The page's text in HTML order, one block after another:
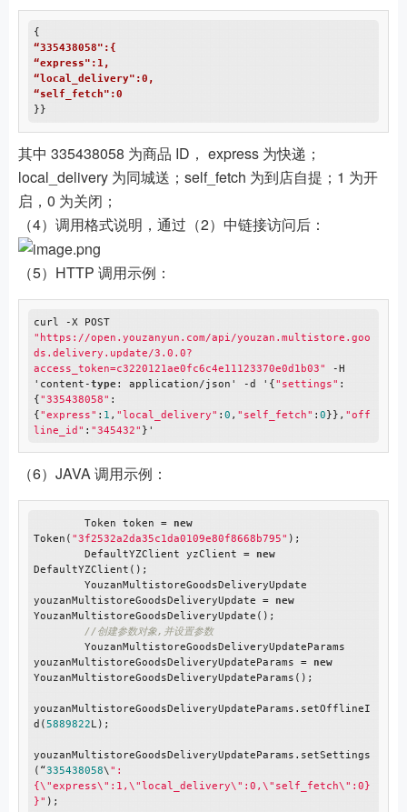
“335438058":{
“express":1,
“local_delivery":0,
“self_fetch":0
其中 335438058 为商品 ID， express 为快递；
local_delivery 为同城送；self_fetch 为到店自提；1 为开
启，0 为关闭；
（4）调用格式说明，通过（2）中链接访问后：
（5）HTTP 调用示例：
curl -X POST
"https://open.youzanyun.com/api/youzan.multistore.goo
ds.delivery.update/3.0.0?
access_token=c3220121ae0fc6c4e11123370e0d1b03"
-H
'content-type: application/json' -d '{"settings" :
{"335438058" :
{"express" : 1 , "local_delivery" : 0 , "self_fetch" : 0}}, "off
line_id" : "345432"
（6）JAVA 调用示例：
        Token token =
new
Token( "3f2532a2da35c1da0109e80f8668b795" );
        DefaultYZClient yzClient =
new
DefaultYZClient();
youzanMultistoreGoodsDeliveryUpdate =
new
YouzanMultistoreGoodsDeliveryUpdate();
//创建参数对象,并设置参数
youzanMultistoreGoodsDeliveryUpdateParams =
new
YouzanMultistoreGoodsDeliveryUpdateParams();
youzanMultistoreGoodsDeliveryUpdateParams.setOfflineI
d(5889822L);
youzanMultistoreGoodsDeliveryUpdateParams.setSettings
(“335438058\":
{\"express\":1,\"local_delivery\":0,\"self_fetch\":0}
}" );